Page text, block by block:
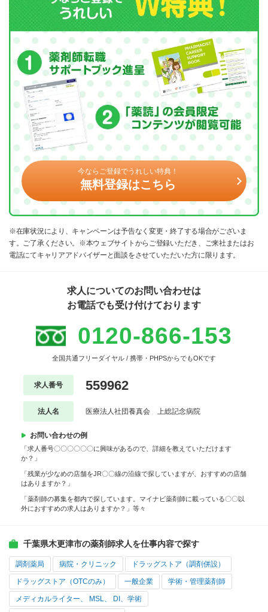
今ならご登録でうれしい特典！
無料登録はこちら
※在庫状況により、キャンペーンは予告なく変更・終了する場合がございま
す。ご了承ください。※本ウェブサイトからご登録いただき、ご来社またはお
電話にてキャリアアドバイザーと面談をさせていただいた方に限ります。
求人についてのお問い合わせは
お電話でも受け付けております
0120-866-153
全国共通フリーダイヤル / 携帯・PHPSからでもOKです
求人番号 559962
法人名 医療法人社団養真会 上総記念病院
お問い合わせの例
「求人番号〇〇〇〇〇〇に興味があるので、詳細を教えていただけます
か？」
「残業が少なめの店舗をJR〇〇線の沿線で探していますが、おすすめの店舗
はありますか？」
「薬剤師の募集を都内で探しています。マイナビ薬剤師に載っている〇〇以
外におすすめの求人はありますか？」等々
千葉県木更津市の薬剤師求人を仕事内容で探す
調剤薬局 病院・クリニック ドラッグストア（調剤併設）
ドラッグストア（OTCのみ） 一般企業 学術・管理薬剤師
メディカルライター、 MSL、 DI、学術